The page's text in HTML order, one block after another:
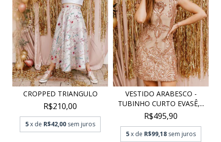
CROPPED TRIANGULO
R$210,00
5x de R$42,00 sem juros
VESTIDO ARABESCO -
TUBINHO CURTO EVASÊ,...
R$495,90
5x de R$99,18 sem juros